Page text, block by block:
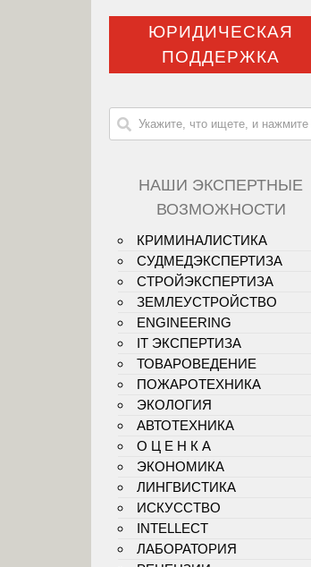
ЮРИДИЧЕСКАЯ
ПОДДЕРЖКА
НАШИ ЭКСПЕРТНЫЕ
ВОЗМОЖНОСТИ
КРИМИНАЛИСТИКА
СУДМЕДЭКСПЕРТИЗА
СТРОЙЭКСПЕРТИЗА
ЗЕМЛЕУСТРОЙСТВО
ENGINEERING
IT ЭКСПЕРТИЗА
ТОВАРОВЕДЕНИЕ
ПОЖАРОТЕХНИКА
ЭКОЛОГИЯ
АВТОТЕХНИКА
О Ц Е Н К А
ЭКОНОМИКА
ЛИНГВИСТИКА
ИСКУССТВО
INTELLECT
ЛАБОРАТОРИЯ